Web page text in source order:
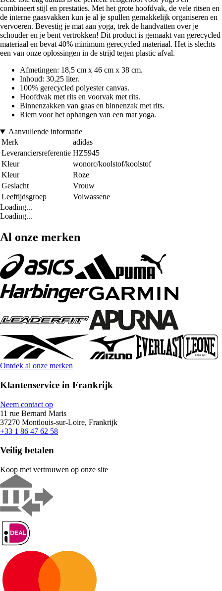
combineert stijl en prestaties. Met het grote hoofdvak, de vele ritsen en
de interne gaasvakken kun je al je spullen gemakkelijk organiseren en
vervoeren. Bevestig je mat aan yoga, trek de handvatten over je
schouder en je bent vertrokken! Dit product is gemaakt van gerecycled
materiaal en bevat 40% minimum gerecycled materiaal. Het is slechts
een van onze oplossingen in de strijd tegen plastic afval.
Afmetingen: 18,5 cm x 46 cm x 38 cm.
Inhoud: 30,25 liter.
100% gerecycled polyester canvas.
Hoofdvak met rits en voorvak met rits.
Binnenzakken van gaas en binnenzak met rits.
Riem voor het ophangen van een mat yoga.
Aanvullende informatie
Merk
adidas
Leveranciersreferentie HZ5945
Kleur
wonorc/koolstof/koolstof
Kleur
Roze
Geslacht
Vrouw
Leeftijdsgroep
Volwassene
Loading...
Loading...
Al onze merken
Ontdek al onze merken
Klantenservice in Frankrijk
Neem contact op
11 rue Bernard Maris
37270 Montlouis-sur-Loire, Frankrijk
+33 1 86 47 62 58
Veilig betalen
Koop met vertrouwen op onze site